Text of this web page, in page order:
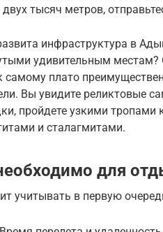
тысяч метров,
инфраструктура в
удивительным
самому плато
Вы увидите реликтовые
пройдете узкими тропами
и сталагмитами.
для
учитывать в первую